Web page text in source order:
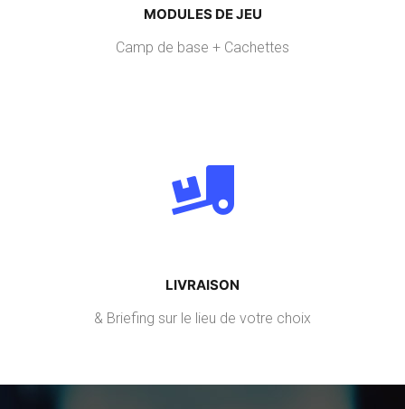
MODULES DE JEU
Camp de base + Cachettes
LIVRAISON
& Briefing sur le lieu de votre choix